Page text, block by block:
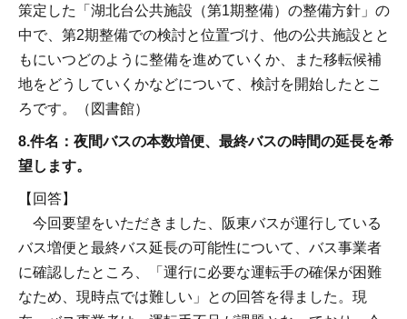
策定した「湖北台公共施設（第1期整備）の整備方針」の
中で、第2期整備での検討と位置づけ、他の公共施設とと
もにいつどのように整備を進めていくか、また移転候補
地をどうしていくかなどについて、検討を開始したとこ
ろです。（図書館）
8.件名：夜間バスの本数増便、最終バスの時間の延長を希
望します。
【回答】
今回要望をいただきました、阪東バスが運行している
バス増便と最終バス延長の可能性について、バス事業者
に確認したところ、「運行に必要な運転手の確保が困難
なため、現時点では難しい」との回答を得ました。現